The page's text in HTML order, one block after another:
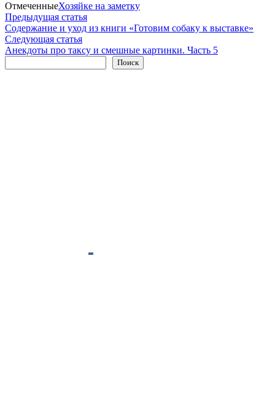
ОтмеченныеХозяйке на заметку
Навигация
по
записям
Предыдущая статьяПредыдущая
статья:
Содержание и уход из книги «Готовим собаку к выставке»
Следующая статьяСледующая
статья:
Анекдоты про таксу и смешные картинки. Часть 5
Поиск